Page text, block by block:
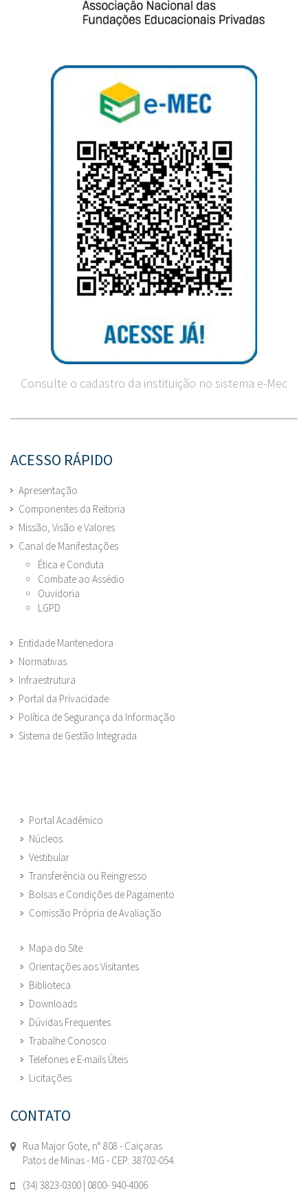
Consulte o cadastro da instituição no sistema e-Mec
ACESSO RÁPIDO
Apresentação
Componentes da Reitoria
Missão, Visão e Valores
Canal de Manifestações
Ética e Conduta
Combate ao Assédio
Ouvidoria
LGPD
Entidade Mantenedora
Normativas
Infraestrutura
Portal da Privacidade
Política de Segurança da Informação
Sistema de Gestão Integrada
Portal Acadêmico
Núcleos
Vestibular
Transferência ou Reingresso
Bolsas e Condições de Pagamento
Comissão Própria de Avaliação
Mapa do Site
Orientações aos Visitantes
Biblioteca
Downloads
Dúvidas Frequentes
Trabalhe Conosco
Telefones e E-mails Úteis
Licitações
CONTATO
Rua Major Gote, n° 808 - Caiçaras
Patos de Minas - MG - CEP: 38702-054.
(34) 3823-0300 | 0800- 940-4006